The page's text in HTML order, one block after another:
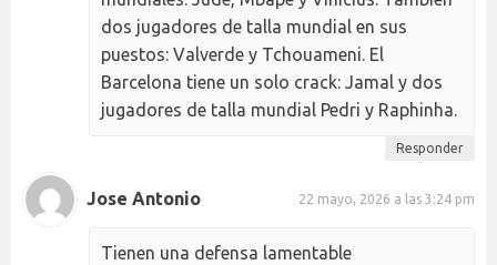
dos jugadores de talla mundial en sus
puestos: Valverde y Tchouameni. El
Barcelona tiene un solo crack: Jamal y dos
jugadores de talla mundial Pedri y Raphinha.
Responder
Jose Antonio 22 mayo, 2026 a las 3:24 pm
Tienen una defensa lamentable